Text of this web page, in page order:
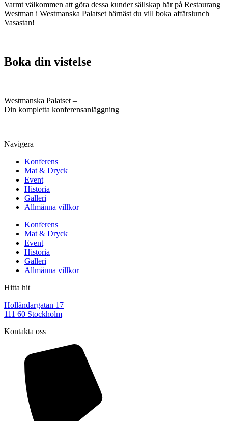
Varmt välkommen att göra dessa kunder sällskap här på Restaurang
Westman i Westmanska Palatset härnäst du vill boka affärslunch
Vasastan!
Boka din vistelse
Westmanska Palatset –
Din kompletta konferensanläggning
Navigera
Konferens
Mat & Dryck
Event
Historia
Galleri
Allmänna villkor
Konferens
Mat & Dryck
Event
Historia
Galleri
Allmänna villkor
Hitta hit
Holländargatan 17
111 60 Stockholm
Kontakta oss